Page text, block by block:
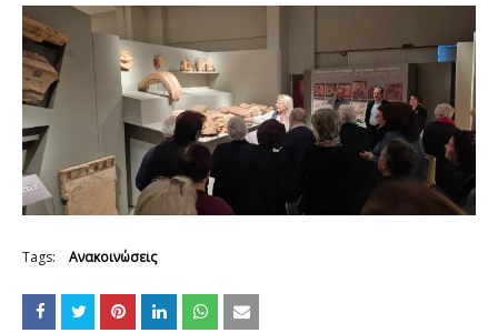
Tags: Ανακοινώσεις